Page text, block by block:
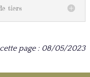
tiers
page : 08/05/2023